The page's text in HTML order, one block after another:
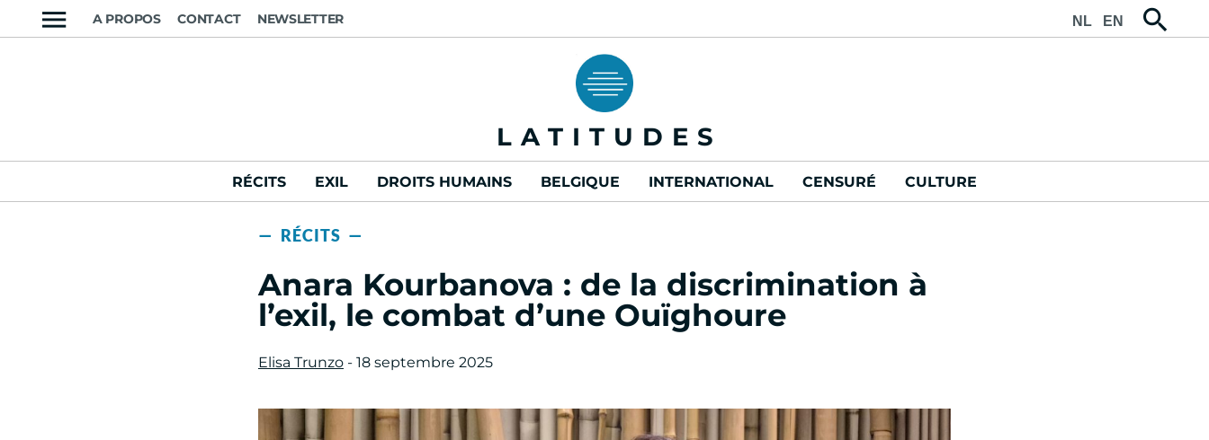
A PROPOS CONTACT NEWSLETTER NL EN
LATITUDES
RÉCITS EXIL DROITS HUMAINS BELGIQUE INTERNATIONAL CENSURÉ CULTURE
— RÉCITS —
Anara Kourbanova : de la discrimination à
l’exil, le combat d’une Ouïghoure
Elisa Trunzo - 18 septembre 2025